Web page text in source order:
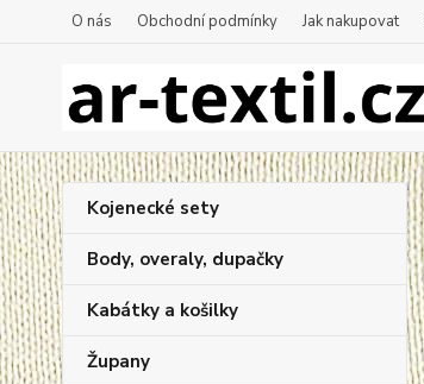
O nás Obchodní podmínky Jak nakupovat
Kojenecké sety
Body, overaly, dupačky
Kabátky a košilky
Župany